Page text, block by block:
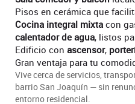
Pisos en cerámica que
Cocina integral mixta con
calentador de agua, listos
Edificio con ascensor,
Gran ventaja para tu
Vive cerca de servicios,
barrio San Joaquín — sin
entorno residencial.